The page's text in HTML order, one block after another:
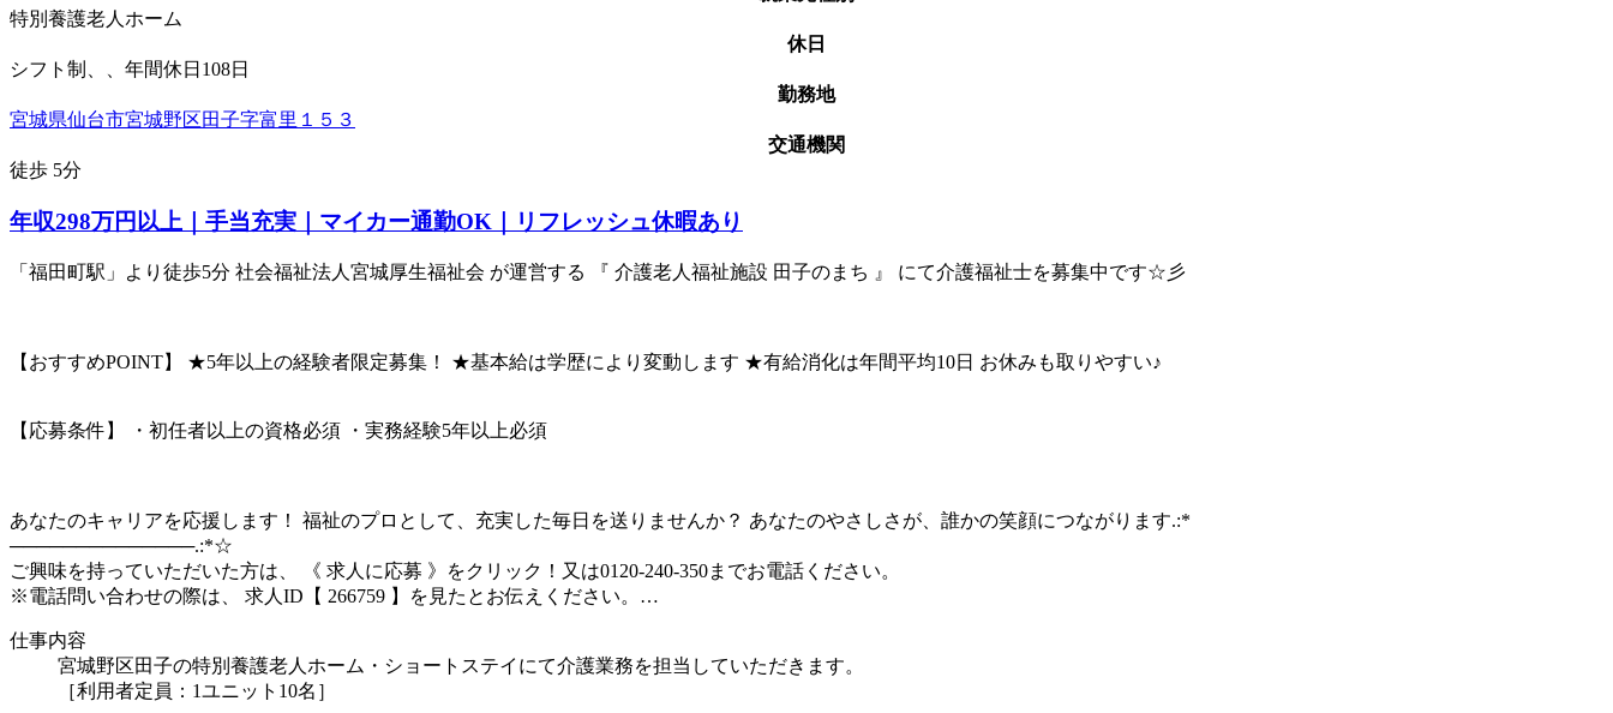
特別養護老人ホーム
休日
シフト制、、年間休日108日
勤務地
宮城県仙台市宮城野区田子字富里１５３
交通機関
徒歩 5分
年収298万円以上｜手当充実｜マイカー通勤OK｜リフレッシュ休暇あり
「福田町駅」より徒歩5分 社会福祉法人宮城厚生福祉会 が運営する 『 介護老人福祉施設 田子のまち 』 にて介護福祉士を募集中です☆彡
【おすすめPOINT】 ★5年以上の経験者限定募集！ ★基本給は学歴により変動します ★有給消化は年間平均10日 お休みも取りやすい♪
【応募条件】 ・初任者以上の資格必須 ・実務経験5年以上必須
あなたのキャリアを応援します！ 福祉のプロとして、充実した毎日を送りませんか？ あなたのやさしさが、誰かの笑顔につながります.:*
──────────────.:*☆
ご興味を持っていただいた方は、 《 求人に応募 》をクリック！又は0120-240-350までお電話ください。
※電話問い合わせの際は、 求人ID【 266759 】を見たとお伝えください。…
仕事内容
宮城野区田子の特別養護老人ホーム・ショートステイにて介護業務を担当していただきます。
［利用者定員：1ユニット10名］